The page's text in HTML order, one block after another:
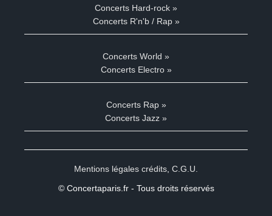
Concerts Hard-rock »
Concerts R'n'b / Rap »
Concerts World »
Concerts Electro »
Concerts Rap »
Concerts Jazz »
Mentions légales crédits C.G.U.
© Concertaparis.fr - Tous droits réservés